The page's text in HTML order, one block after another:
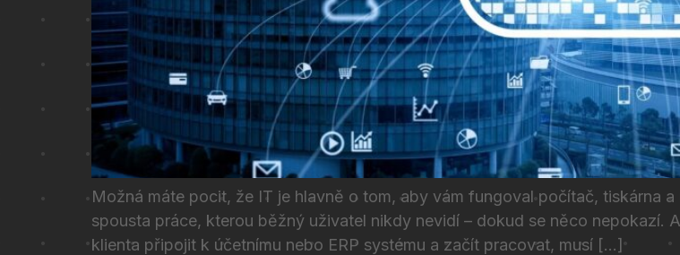
Možná máte pocit, že IT je hlavně o tom, aby vám fungoval počítač, tiskárna
spousta práce, kterou běžný uživatel nikdy nevidí – dokud se něco nepokazí.
klienta připojit k účetnímu nebo ERP systému a začít pracovat, musí […]